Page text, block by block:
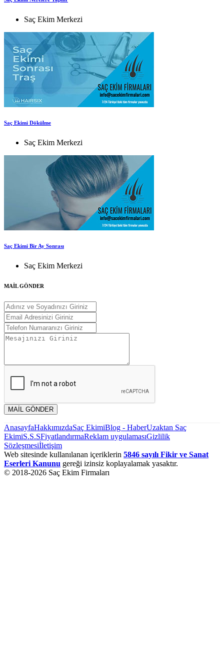
Saç Ekim Merkezi
Saç Ekimi Dökülme
Saç Ekim Merkezi
Saç Ekimi Bir Ay Sonrası
Saç Ekim Merkezi
MAİL GÖNDER
MAİL GÖNDER
AnasayfaHakkımızdaSaç EkimiBlog - HaberUzaktan Saç
EkimiS.S.SFiyatlandırmaReklam uygulamasıGizlilik
Sözleşmesiİletişim
Web sitesinde kullanılanan içeriklerin 5846 sayılı Fikir ve Sanat
Eserleri Kanunu gereği izinsiz koplayalamak yasaktır.
© 2018-2026 Saç Ekim Firmaları